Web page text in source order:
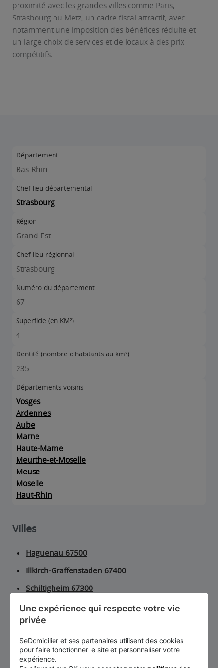
proximité avec les grandes villes comme Paris,
Strasbourg ou Metz, un cadre fiscal attractif, avec
notamment une imposition des bénéfices réduite et
un large choix de services et de locaux à des prix
compétitifs.
Département
Bas-Rhin
Chef lieu départemental
Strasbourg
Région
Grand Est
Chef lieu régionnal
Strasbourg
Numéro du département
67
Superficie (en KM²)
4
Dentité (nombre d'habitants au km²)
235
Départements voisins
Vosges
Ardennes
Aube
Marne
Haute-Marne
Meurthe-et-Moselle
Meuse
Moselle
Haut-Rhin
Villes
Haguenau 67500
Illkirch-Graffenstaden 67400
Schiltigheim 67300
Selestat 67600
Strasbourg 67000
Une expérience qui respecte votre vie
privée
SeDomicilier et ses partenaires utilisent des cookies
pour faire fonctionner le site et personnaliser votre
expérience.